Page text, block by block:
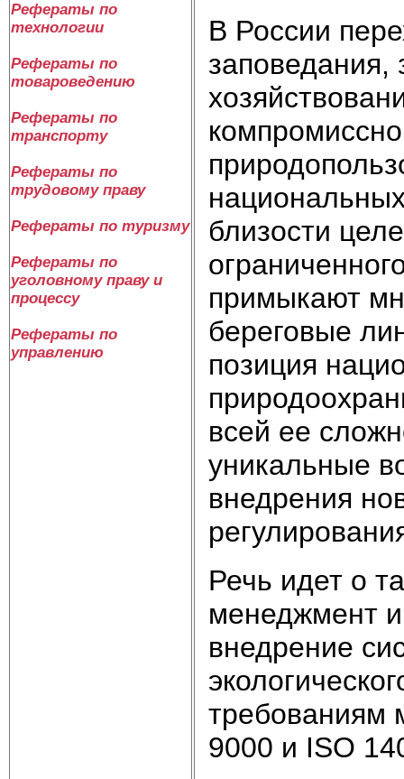
Рефераты по
технологии
Рефераты по
товароведению
Рефераты по
транспорту
Рефераты по
трудовому праву
Рефераты по туризму
Рефераты по
уголовному праву и
процессу
Рефераты по
управлению
В России
заповедания,
близости
примыкают
береговые
позиция
всей ее
уникальные
внедрения
Речь идет о
менеджмент и
внедрение
требованиям
9000 и ISO